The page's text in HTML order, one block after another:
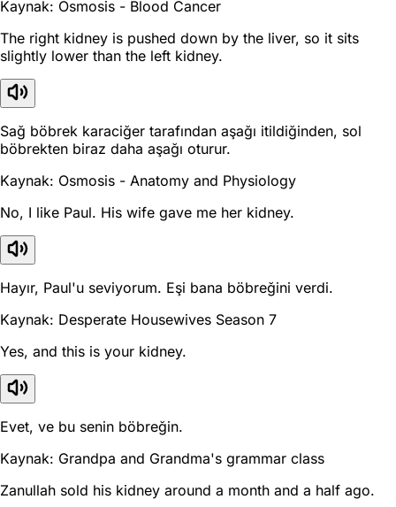
Kaynak: Osmosis - Blood Cancer
The right kidney is pushed down by the liver, so it sits
slightly lower than the left kidney.
Sağ böbrek karaciğer tarafından aşağı itildiğinden, sol
böbrekten biraz daha aşağı oturur.
Kaynak: Osmosis - Anatomy and Physiology
No, I like Paul. His wife gave me her kidney.
Hayır, Paul'u seviyorum. Eşi bana böbreğini verdi.
Kaynak: Desperate Housewives Season 7
Yes, and this is your kidney.
Evet, ve bu senin böbreğin.
Kaynak: Grandpa and Grandma's grammar class
Zanullah sold his kidney around a month and a half ago.